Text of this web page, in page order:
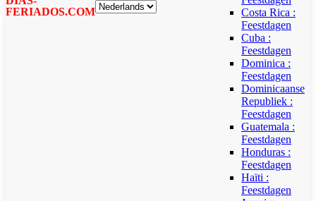
FERIADOS.COM
Costa Rica :
Feestdagen
Cuba :
Feestdagen
Dominica :
Feestdagen
Dominicaanse
Republiek :
Feestdagen
Guatemala :
Feestdagen
Honduras :
Feestdagen
Haïti :
Feestdagen